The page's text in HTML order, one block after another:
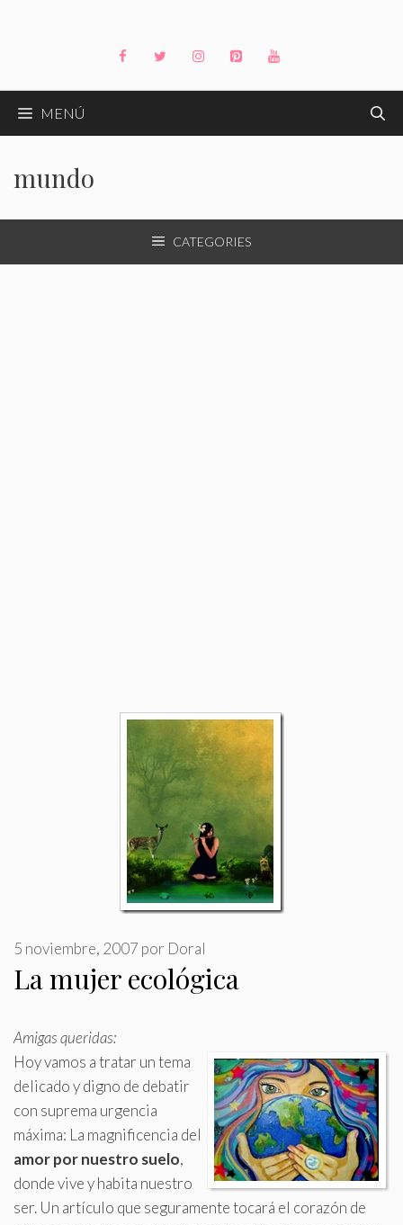
MENÚ
mundo
CATEGORIES
La mujer ecológica
5 noviembre, 2007 por Doral
Amigas queridas:
Hoy vamos a tratar un tema
delicado y digno de debatir
con suprema urgencia
máxima: La magnificencia del
amor por nuestro suelo,
donde vive y habita nuestro
ser. Un artículo que seguramente tocará el corazón de